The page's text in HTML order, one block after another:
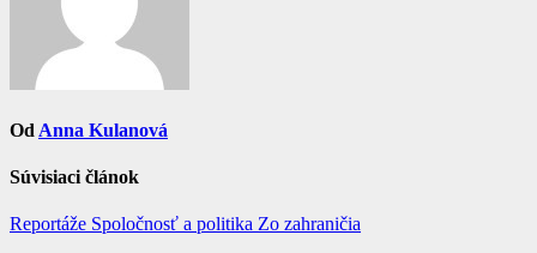
Od Anna Kulanová
Súvisiaci článok
Reportáže Spoločnosť a politika Zo zahraničia